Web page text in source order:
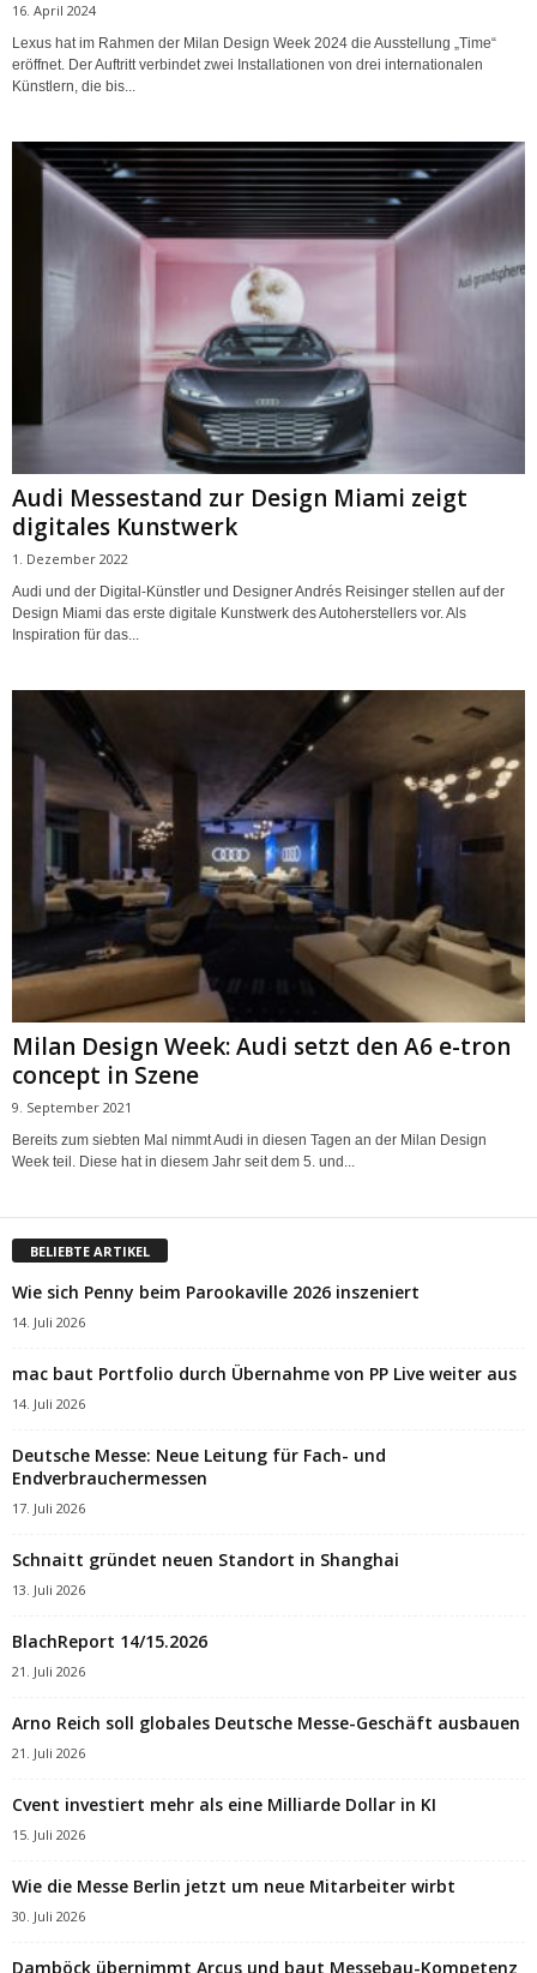
16. April 2024
Lexus hat im Rahmen der Milan Design Week 2024 die Ausstellung „Time“
eröffnet. Der Auftritt verbindet zwei Installationen von drei internationalen
Künstlern, die bis...
Audi Messestand zur Design Miami zeigt
digitales Kunstwerk
1. Dezember 2022
Audi und der Digital-Künstler und Designer Andrés Reisinger stellen auf der
Design Miami das erste digitale Kunstwerk des Autoherstellers vor. Als
Inspiration für das...
Milan Design Week: Audi setzt den A6 e-tron
concept in Szene
9. September 2021
Bereits zum siebten Mal nimmt Audi in diesen Tagen an der Milan Design
Week teil. Diese hat in diesem Jahr seit dem 5. und...
BELIEBTE ARTIKEL
Wie sich Penny beim Parookaville 2026 inszeniert
14. Juli 2026
mac baut Portfolio durch Übernahme von PP Live weiter aus
14. Juli 2026
Deutsche Messe: Neue Leitung für Fach- und
Endverbrauchermessen
17. Juli 2026
Schnaitt gründet neuen Standort in Shanghai
13. Juli 2026
BlachReport 14/15.2026
21. Juli 2026
Arno Reich soll globales Deutsche Messe-Geschäft ausbauen
21. Juli 2026
Cvent investiert mehr als eine Milliarde Dollar in KI
15. Juli 2026
Wie die Messe Berlin jetzt um neue Mitarbeiter wirbt
30. Juli 2026
Damböck übernimmt Arcus und baut Messebau-Kompetenz